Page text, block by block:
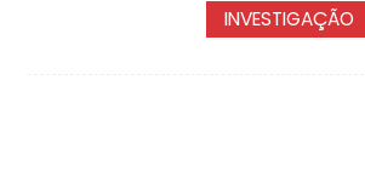
INVESTIGAÇÃO